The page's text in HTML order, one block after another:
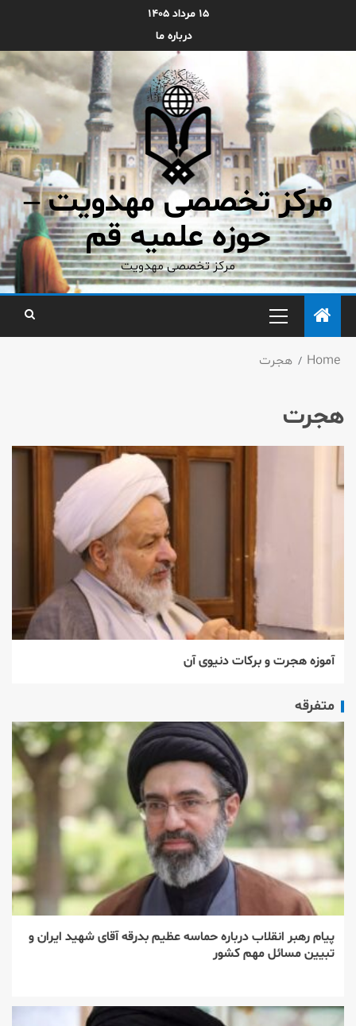
۱۵ مرداد ۱۴۰۵
درباره ما
مرکز تخصصی مهدویت –
حوزه علمیه قم
مرکز تخصصی مهدویت
Home هجرت
هجرت
آموزه هجرت و برکات دنیوی آن
متفرقه
پیام رهبر انقلاب درباره حماسه عظیم بدرقه آقای شهید ایران و
تبیین مسائل مهم کشور